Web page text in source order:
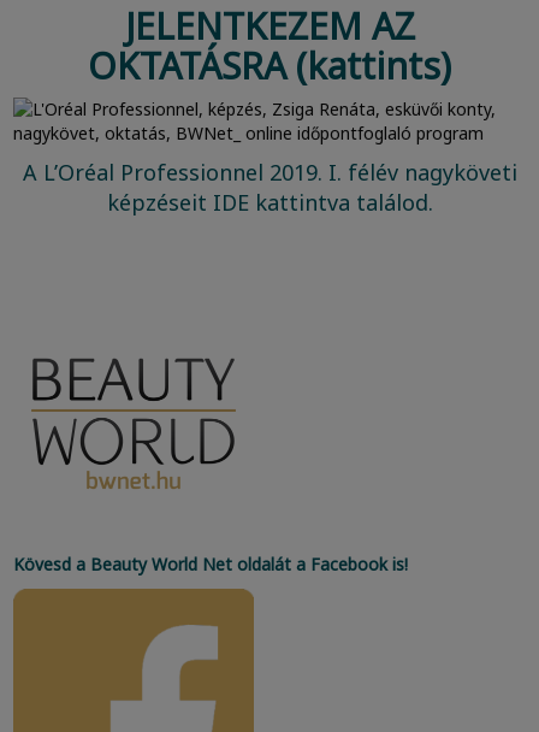
JELENTKEZEM AZ
OKTATÁSRA (kattints)
A L’Oréal Professionnel 2019. I. félév nagyköveti
képzéseit IDE kattintva találod.
Kövesd a Beauty World Net oldalát a Facebook is!